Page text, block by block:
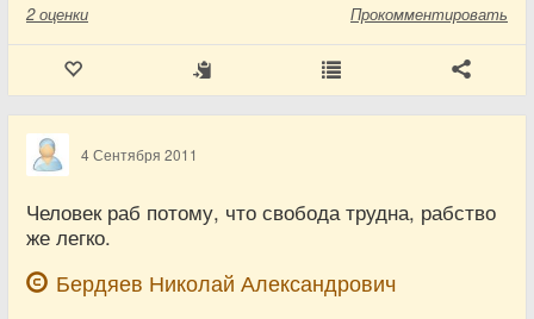
2 оценки Прокомментировать
4 Сентября 2011
Человек раб потому, что свобода трудна, рабство
же легко.
Бердяев Николай Александрович